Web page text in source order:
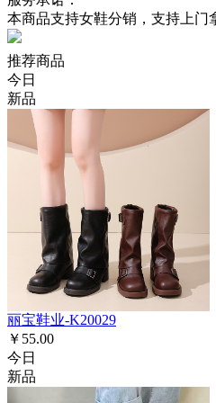
本商品支持女鞋分销，支持上门
推荐商品
今日
新品
丽宝鞋业-K20029
￥55.00
今日
新品